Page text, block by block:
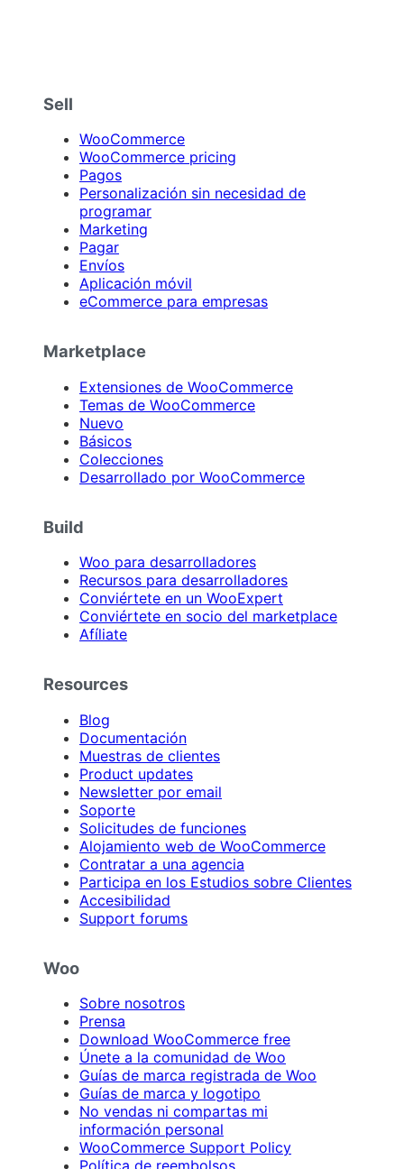
Sell
WooCommerce
WooCommerce pricing
Pagos
Personalización sin necesidad de
programar
Marketing
Pagar
Envíos
Aplicación móvil
eCommerce para empresas
Marketplace
Extensiones de WooCommerce
Temas de WooCommerce
Nuevo
Básicos
Colecciones
Desarrollado por WooCommerce
Build
Woo para desarrolladores
Recursos para desarrolladores
Conviértete en un WooExpert
Conviértete en socio del marketplace
Afíliate
Resources
Blog
Documentación
Muestras de clientes
Product updates
Newsletter por email
Soporte
Solicitudes de funciones
Alojamiento web de WooCommerce
Contratar a una agencia
Participa en los Estudios sobre Clientes
Accesibilidad
Support forums
Woo
Sobre nosotros
Prensa
Download WooCommerce free
Únete a la comunidad de Woo
Guías de marca registrada de Woo
Guías de marca y logotipo
No vendas ni compartas mi
información personal
WooCommerce Support Policy